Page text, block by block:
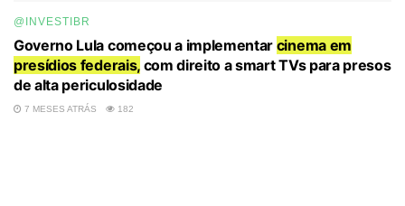
@INVESTIBR
Governo Lula começou a implementar cinema em
presídios federais,com direito a smart TVs para presos
de alta periculosidade
7 MESES ATRÁS 182